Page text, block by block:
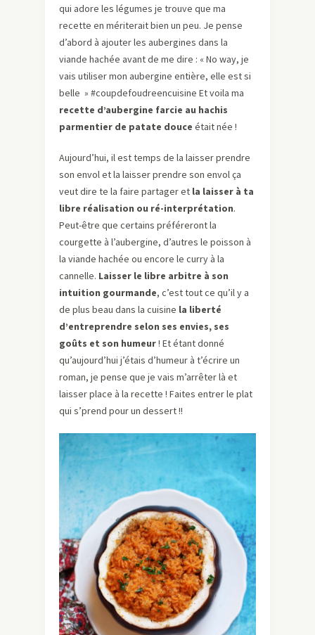
qui adore les légumes je trouve que ma
recette en mériterait bien un peu. Je pense
d’abord à ajouter les aubergines dans la
viande hachée avant de me dire : « No way, je
vais utiliser mon aubergine entière, elle est si
belle » #coupdefoudreencuisine Et voila ma
recette d’aubergine farcie au hachis
parmentier de patate douce était née !
Aujourd’hui, il est temps de la laisser prendre
son envol et la laisser prendre son envol ça
veut dire te la faire partager et la laisser à ta
libre réalisation ou ré-interprétation.
Peut-être que certains préféreront la
courgette à l’aubergine, d’autres le poisson à
la viande hachée ou encore le curry à la
cannelle. Laisser le libre arbitre à son
intuition gourmande, c’est tout ce qu’il y a
de plus beau dans la cuisine la liberté
d’entreprendre selon ses envies, ses
goûts et son humeur! Et étant donné
qu’aujourd’hui j’étais d’humeur à t’écrire un
roman, je pense que je vais m’arrêter là et
laisser place à la recette ! Faites entrer le plat
qui s’prend pour un dessert !!